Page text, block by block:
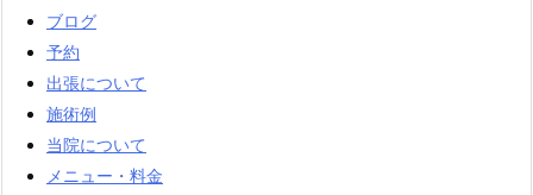
ブログ
予約
出張について
施術例
当院について
メニュー・料金